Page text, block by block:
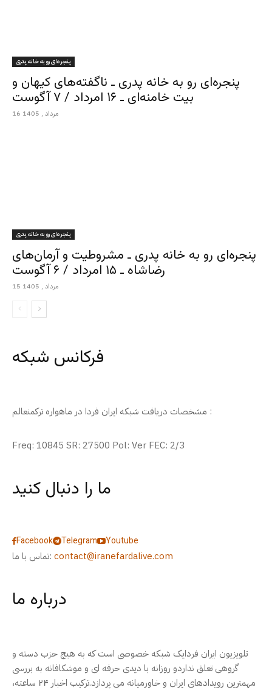
پنجره‌ای رو به خانه پدری
پنجره‌ای رو به خانه پدری ـ ناگفته‌های کیهان و
بیت خامنه‌ای ـ ۱۶ امرداد / ۷ آگوست
16 مرداد , 1405
پنجره‌ای رو به خانه پدری
پنجره‌ای رو به خانه پدری ـ مشروطیت و آرمان‌های
رضاشاه ـ ۱۵ امرداد / ۶ آگوست
15 مرداد , 1405
فرکانس شبکه
مشخصات دریافت شبکه ایران فردا در ماهواره ترکمنعالم :
Freq: 10845 SR: 27500 Pol: Ver FEC: 2/3
ما را دنبال کنید
Facebook Telegram
Youtube
تماس با ما: contact@iranefardalive.com
درباره ما
تلویزیون ایران فردایک شبکه خصوصی است که به هیچ حزب دسته و
گروهی تعلق نداردو روزانه با دیدی حرفه ای و موشکافانه به بررسی
مهمترین رویدادهای ایران و خاورمیانه می پردازد.ترکیب اخبار ۲۴ ساعته،